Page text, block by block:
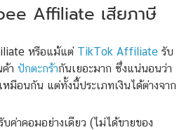
Affiliate เสียภาษี
หรือแม้แต่ TikTok Affiliate รับ
า ปักตะกร้ากันเยอะมาก ซึ่งแน่นอนว่า
หมือนกัน แต่ทั้งนี้ประเภทเงินได้ต่างจาก
าคอมอย่างเดียว (ไม่ได้ขายของ